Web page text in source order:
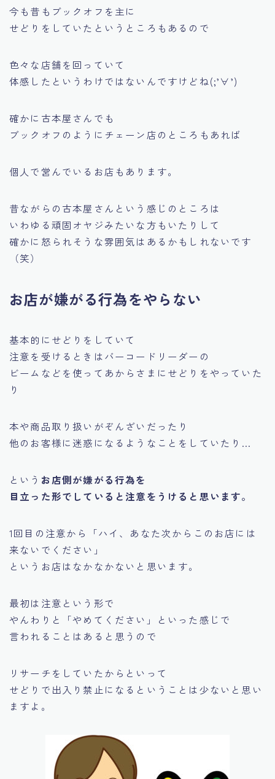
今も昔もブックオフを主に
せどりをしていたというところもあるので
色々な店舗を回っていて
体感したというわけではないんですけどね(;’∀’)
確かに古本屋さんでも
ブックオフのようにチェーン店のところもあれば
個人で営んでいるお店もあります。
昔ながらの古本屋さんという感じのところは
いわゆる頑固オヤジみたいな方もいたりして
確かに怒られそうな雰囲気はあるかもしれないです
（笑）
お店が嫌がる行為をやらない
基本的にせどりをしていて
注意を受けるときはバーコードリーダーの
ビームなどを使ってあからさまにせどりをやっていた
り
本や商品取り扱いがぞんざいだったり
他のお客様に迷惑になるようなことをしていたり…
という お店側が嫌がる行為を
目立った形でしていると注意をうけると思います。
1回目の注意から
「ハイ、あなた次からこのお店には
来ないでください」
というお店はなかなかないと思います。
最初は注意という形で
やんわりと「やめてください」といった感じで
言われることはあると思うので
リサーチをしていたからといって
せどりで出入り禁止になるということは少ないと思い
ますよ。